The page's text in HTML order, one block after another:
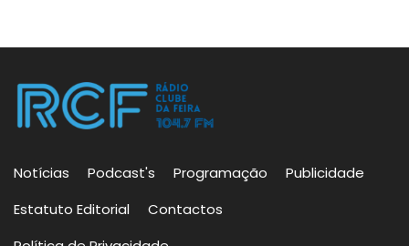
Notícias Podcast's Programação
Publicidade
Estatuto Editorial
Contactos